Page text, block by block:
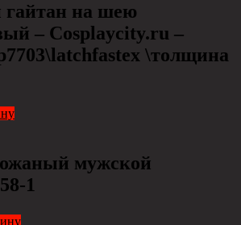
на шею
– Cosplaycity.ru –
\толщина
мужской
1